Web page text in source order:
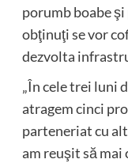
porumb boabe
obţinuţi se vor
dezvolta
„În cele trei luni
atragem cinci
parteneriat cu
am reuşit să